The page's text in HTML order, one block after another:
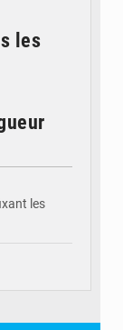
les
les